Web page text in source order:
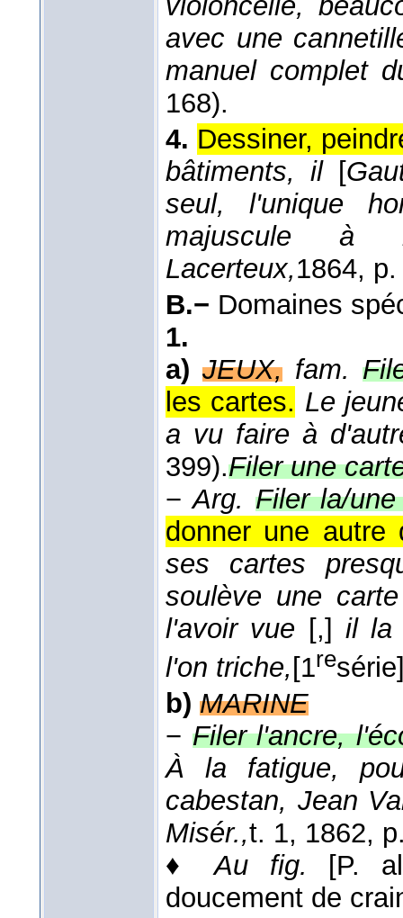
avec une
manuel complet
168).
4. Dessiner,
bâtiments, il[
seul, l'unique
majuscule à
Lacerteux,1864,
B.− Domaines
1.
a) JEUX, fam.
les cartes. Le
a vu faire à
399).Filer une
−Arg. Filer la/
donner une
ses cartes
soulève une
l'avoir vue [,] il
l'on triche,[1re
b) MARINE
− Filer l'ancre,
À la fatigue,
cabestan, Jean
Misér.,t. 1, 1862,
♦Au fig.
[P.
doucement de